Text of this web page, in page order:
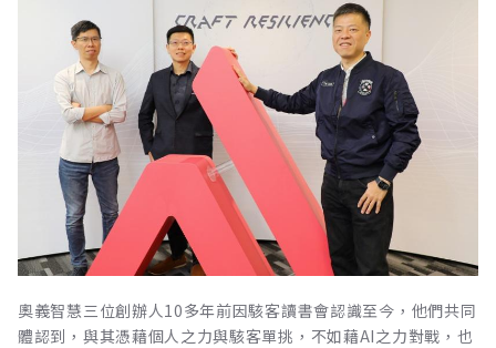
奧義智慧三位創辦人10多年前因駭客讀書會認識至今，他們共同
體認到，與其憑藉個人之力與駭客單挑，不如藉AI之力對戰，也